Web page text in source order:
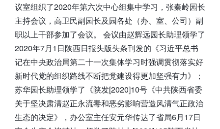
议室组织了2020年第六次中心组集中学习，张秦岭园长
主持会议，高卫民副园长及园各处（办、室、公司）副
职以上干部参加了会议。 会议由赵辉远园长助理领学了
2020年7月1日陕西日报头版头条刊发的《习近平总书
记在中央政治局第二十一次集体学习时强调贯彻落实好
新时代党的组织路线不断把党建设得更加坚强有力》；
苏华园长助理领学了《陕发[2020]10号《中共陕西省委
关于坚决肃清赵正永流毒和恶劣影响营造风清气正政治
生态的决定》，办公室主任安元华传达了省局6月17日